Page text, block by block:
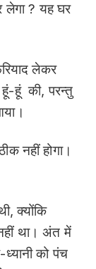
लेगा ? यह घर
लेकर
हूं-हूं की, परन्तु
नहीं होगा।
क्योंकि
था। अंत में
ध्यानी को पंच